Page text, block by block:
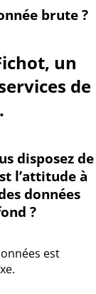
brute ?
un
de
disposez de
l’attitude à
données
?
est